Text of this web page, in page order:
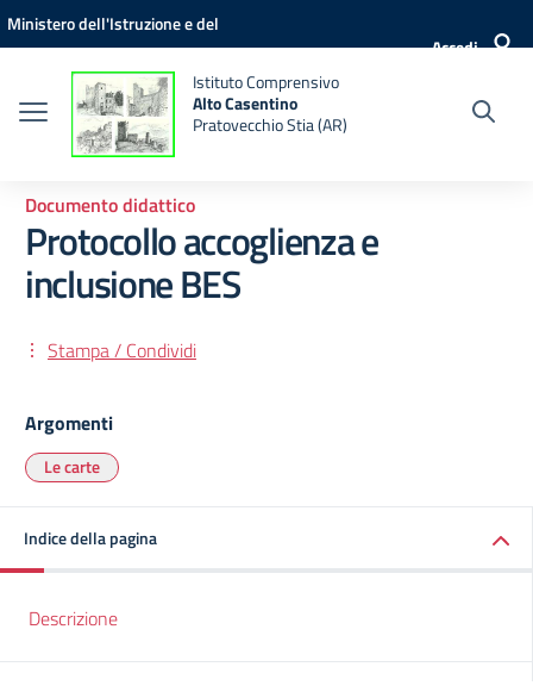
Vai ai contenuti
Vai al menu di navigazione
Vai al footer
Ministero dell'Istruzione e del
Accedi
Istituto Comprensivo
Alto Casentino
Pratovecchio Stia (AR)
Documento didattico
Protocollo accoglienza e
inclusione BES
Stampa / Condividi
Argomenti
Le carte
Indice della pagina
Descrizione